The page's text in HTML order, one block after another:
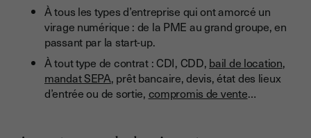
À tous les types d’entreprise qui ont amorcé un
virage numérique : de la PME au grand groupe, en
passant par la start-up.
À tout type de contrat : CDI, CDD, bail de location,
mandat SEPA, prêt bancaire, devis, état des lieux
d’entrée ou de sortie, compromis de vente…